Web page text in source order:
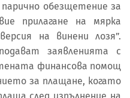
обезщетение за
прилагане на мярка
на винени лозя”.
заявленията с
финансова помощ
за плащане, когато